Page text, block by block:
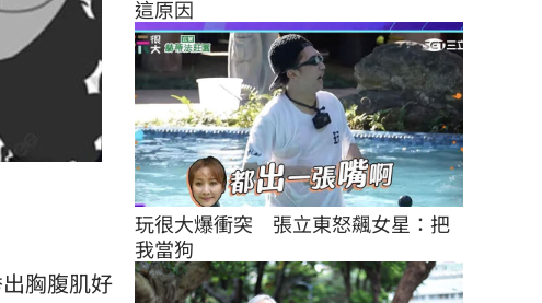
胸腹肌好
這原因
玩很大爆衝突　張立東怒飆女星：把
我當狗